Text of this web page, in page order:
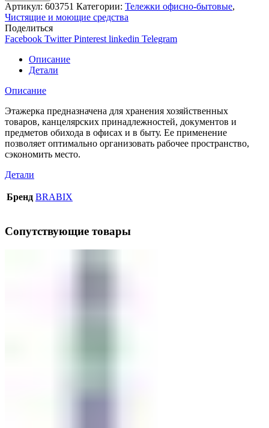
Артикул: 603751 Категории: Тележки офисно-бытовые,
Чистящие и моющие средства
Поделиться
Facebook Twitter Pinterest linkedin Telegram
Описание
Детали
Описание
Этажерка предназначена для хранения хозяйственных
товаров, канцелярских принадлежностей, документов и
предметов обихода в офисах и в быту. Ее применение
позволяет оптимально организовать рабочее пространство,
сэкономить место.
Детали
Бренд BRABIX
Сопутствующие товары